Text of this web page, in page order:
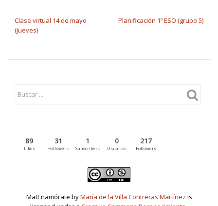
Clase virtual 14 de mayo
(jueves)
Planificación 1º ESO (grupo 5)
89
Likes
31
Followers
1
Subscribers
0
Usuarios
217
Followers
MatEnamórate byMaría de la Villa Contreras Martínez is